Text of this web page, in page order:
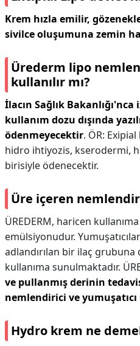
Krem hızla emilir,
sivilce oluşumuna zemin
Ürederm lipo
kullanılır mı?
İlacın Sağlık
kullanım dozu dışında
ödenmeyecektir. ÖR:
hidro ihtiyozis, kserodermi,
birisiyle ödenecektir.
Üre içeren
ÜREDERM, haricen
emülsiyonudur.
adlandırılan bir ilaç
kullanıma sunulmaktadır.
ve pullanmış derinin
nemlendirici ve
Hydro krem ne